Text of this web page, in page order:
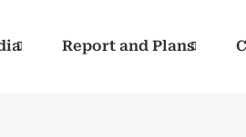
Report and Plans